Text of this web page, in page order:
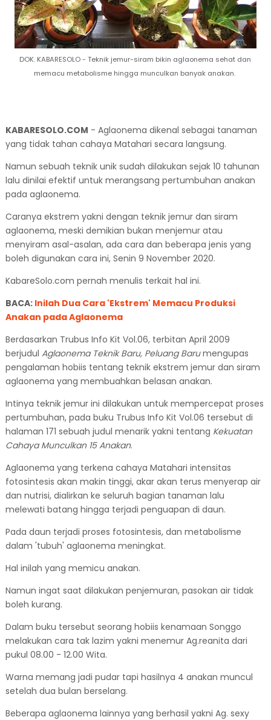
DOK. KABARESOLO - Teknik jemur-siram bikin aglaonema sehat dan
memacu metabolisme hingga munculkan banyak anakan.
KABARESOLO.COM - Aglaonema dikenal sebagai tanaman
yang tidak tahan cahaya Matahari secara langsung.
Namun sebuah teknik unik sudah dilakukan sejak 10 tahunan
lalu dinilai efektif untuk merangsang pertumbuhan anakan
pada aglaonema.
Caranya ekstrem yakni dengan teknik jemur dan siram
aglaonema, meski demikian bukan menjemur atau
menyiram asal-asalan, ada cara dan beberapa jenis yang
boleh digunakan cara ini, Senin 9 November 2020.
KabareSolo.com pernah menulis terkait hal ini.
BACA:Inilah Dua Cara 'Ekstrem' Memacu Produksi
Anakan pada Aglaonema
Berdasarkan Trubus Info Kit Vol.06, terbitan April 2009
berjudul Aglaonema Teknik Baru, Peluang Barumengupas
pengalaman hobiis tentang teknik ekstrem jemur dan siram
aglaonema yang membuahkan belasan anakan.
Intinya teknik jemur ini dilakukan untuk mempercepat proses
pertumbuhan, pada buku Trubus Info Kit Vol.06 tersebut di
halaman 171 sebuah judul menarik yakni tentang Kekuatan
Cahaya Munculkan 15 Anakan.
Aglaonema yang terkena cahaya Matahari intensitas
fotosintesis akan makin tinggi, akar akan terus menyerap air
dan nutrisi, dialirkan ke seluruh bagian tanaman lalu
melewati batang hingga terjadi penguapan di daun.
Pada daun terjadi proses fotosintesis, dan metabolisme
dalam 'tubuh' aglaonema meningkat.
Hal inilah yang memicu anakan.
Namun ingat saat dilakukan penjemuran, pasokan air tidak
boleh kurang.
Dalam buku tersebut seorang hobiis kenamaan Songgo
melakukan cara tak lazim yakni menemur Ag.reanita dari
pukul 08.00 - 12.00 Wita.
Warna memang jadi pudar tapi hasilnya 4 anakan muncul
setelah dua bulan berselang.
Beberapa aglaonema lainnya yang berhasil yakni Ag. sexy